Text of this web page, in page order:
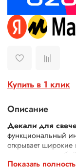
Купить в 1 клик
Описание
Декали для
функциональный
открывает
представляют
преобразить не
Показать